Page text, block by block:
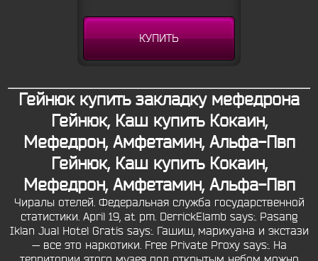
КУПИТЬ
Гейнюк купить закладку мефедрона
Гейнюк, Каш купить Кокаин,
Мефедрон, Амфетамин, Альфа-Пвп
Гейнюк, Каш купить Кокаин,
Мефедрон, Амфетамин, Альфа-Пвп
Чиралы отелей. Федеральная служба государственной
статистики. April 19, at pm. DerrickElamb says:. Pasang
Iklan Jual Hotel Gratis says:. Гашиш, марихуана и экстази
— все это наркотики. Free Private Proxy says:. На